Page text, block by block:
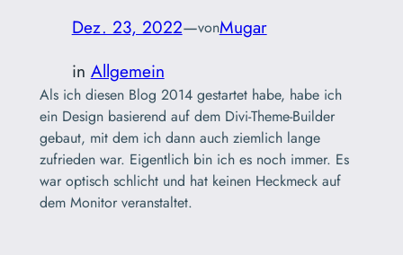
Dez. 23, 2022—vonMugar
in Allgemein
Als ich diesen Blog 2014 gestartet habe, habe ich
ein Design basierend auf dem Divi-Theme-Builder
gebaut, mit dem ich dann auch ziemlich lange
zufrieden war. Eigentlich bin ich es noch immer. Es
war optisch schlicht und hat keinen Heckmeck auf
dem Monitor veranstaltet.